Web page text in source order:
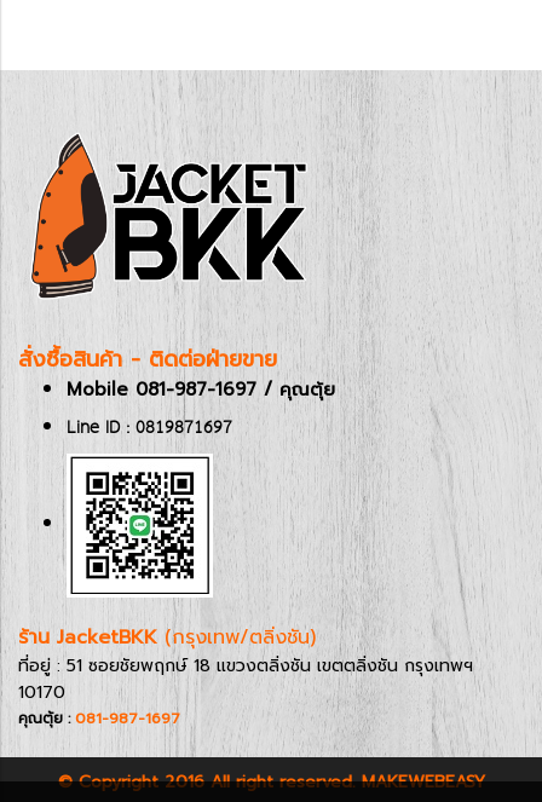
สั่งซื้อสินค้า - ติดต่อฝ่ายขาย
Mobile 081-987-1697 / คุณตุ้ย
Line ID : 0819871697
ร้าน JacketBKK (กรุงเทพ/ตลิ่งชัน)
ที่อยู่ : 51 ซอยชัยพฤกษ์ 18 แขวงตลิ่งชัน เขตตลิ่งชัน กรุงเทพฯ
10170
คุณตุ้ย :081-987-1697
© Copyright 2016 All right reserved. MAKEWEBEASY